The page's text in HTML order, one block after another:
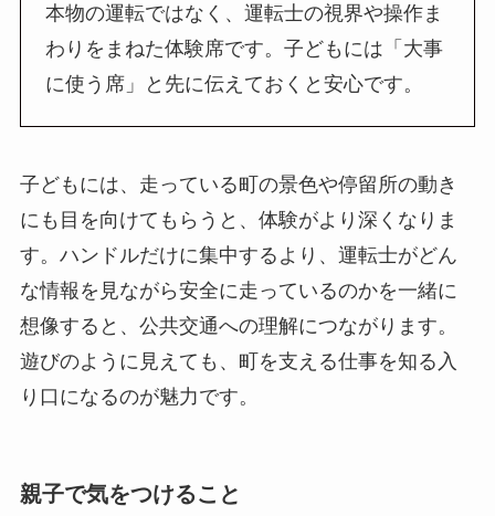
本物の運転ではなく、運転士の視界や操作ま
わりをまねた体験席です。子どもには「大事
に使う席」と先に伝えておくと安心です。
子どもには、走っている町の景色や停留所の動き
にも目を向けてもらうと、体験がより深くなりま
す。ハンドルだけに集中するより、運転士がどん
な情報を見ながら安全に走っているのかを一緒に
想像すると、公共交通への理解につながります。
遊びのように見えても、町を支える仕事を知る入
り口になるのが魅力です。
親子で気をつけること